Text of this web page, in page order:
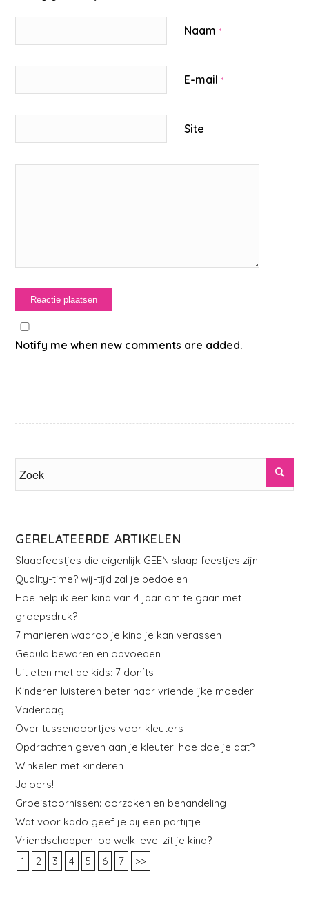
Naam*
E-mail*
Site
Notify me when new comments are added.
GERELATEERDE ARTIKELEN
Slaapfeestjes die eigenlijk GEEN slaap feestjes zijn
Quality-time? wij-tijd zal je bedoelen
Hoe help ik een kind van 4 jaar om te gaan met
groepsdruk?
7 manieren waarop je kind je kan verassen
Geduld bewaren en opvoeden
Uit eten met de kids: 7 don´ts
Kinderen luisteren beter naar vriendelijke moeder
Vaderdag
Over tussendoortjes voor kleuters
Opdrachten geven aan je kleuter: hoe doe je dat?
Winkelen met kinderen
Jaloers!
Groeistoornissen: oorzaken en behandeling
Wat voor kado geef je bij een partijtje
Vriendschappen: op welk level zit je kind?
1
2 3 4 5 6 7 >>